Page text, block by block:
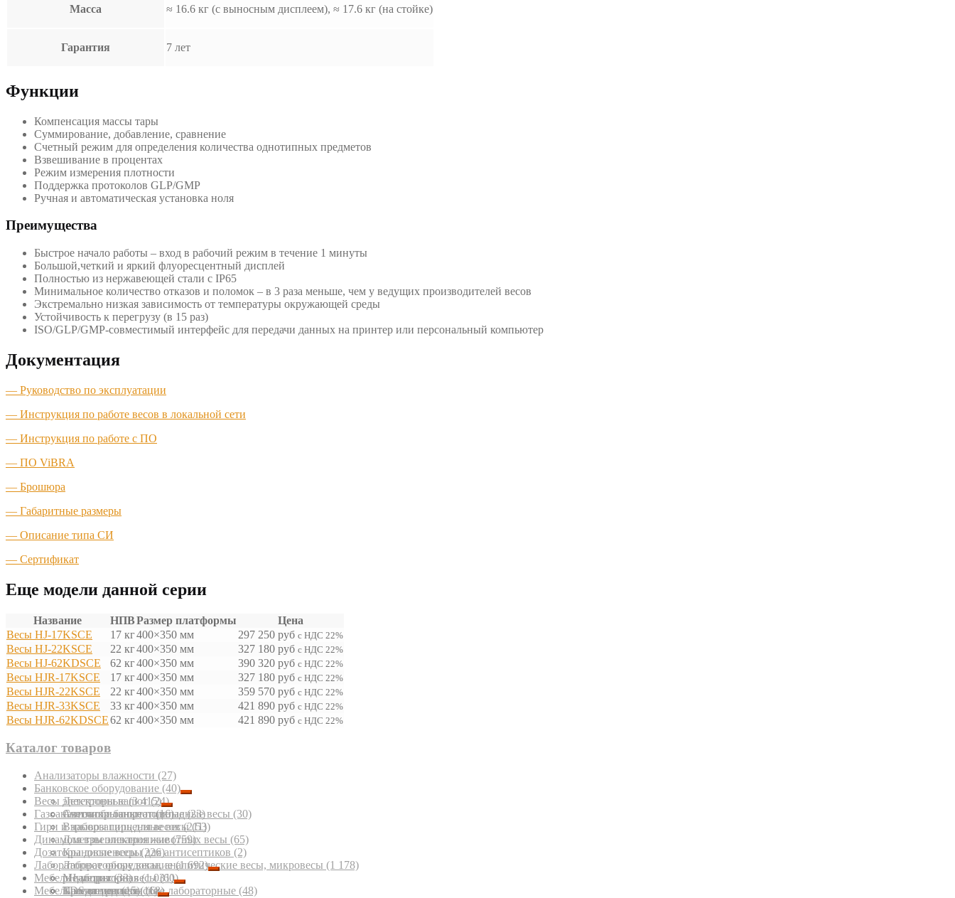
Масса ≈ 16.6 кг (с выносным дисплеем), ≈ 17.6 кг (на стойке)
Гарантия 7 лет
Функции
Компенсация массы тары
Суммирование, добавление, сравнение
Счетный режим для определения количества однотипных предметов
Взвешивание в процентах
Режим измерения плотности
Поддержка протоколов GLP/GMP
Ручная и автоматическая установка ноля
Преимущества
Быстрое начало работы – вход в рабочий режим в течение 1 минуты
Большой,четкий и яркий флуоресцентный дисплей
Полностью из нержавеющей стали с IP65
Минимальное количество отказов и поломок – в 3 раза меньше, чем у ведущих производителей весов
Экстремально низкая зависимость от температуры окружающей среды
Устойчивость к перегрузу (в 15 раз)
ISO/GLP/GMP-совместимый интерфейс для передачи данных на принтер или персональный компьютер
Документация
— Руководство по эксплуатации
— Инструкция по работе весов в локальной сети
— Инструкция по работе с ПО
— ПО ViBRA
— Брошюра
— Габаритные размеры
— Описание типа СИ
— Сертификат
Еще модели данной серии
Название НПВРазмер платформы
Цена
Весы HJ-17KSCE
17 кг400×350 мм 297 250 руб с НДС 22%
Весы HJ-22KSCE 22 кг400×350 мм 327 180 руб с НДС 22%
Весы HJ-62KDSCE 62 кг400×350 мм 390 320 руб с НДС 22%
Весы HJR-17KSCE 17 кг400×350 мм 327 180 руб с НДС 22%
Весы HJR-22KSCE 22 кг400×350 мм 359 570 руб с НДС 22%
Весы HJR-33KSCE 33 кг400×350 мм 421 890 руб с НДС 22%
Весы HJR-62KDSCE62 кг400×350 мм 421 890 руб с НДС 22%
Каталог товаров
Анализаторы влажности (27)
Банковское оборудование (40)
Детекторы валют(24)
Счетчики банкнот(16)
Весы электронные(3 415)
Автомобильные подкладные весы (30)
Взрывозащищенные весы(53)
Для взвешивания животных весы (65)
Крановые весы(226)
Лабораторные весы, аналитические весы, микровесы (1 178)
Медицинские весы(60)
Паллетные весы(68)
Газоанализаторы портативные(23)
Гири и наборы гирь для весов(211)
Динамометры электронные(759)
Дозаторы диспенсеры для антисептиков (2)
Лабораторное оборудование(1 692)
pH-метры(33)
TDS-метры(15)
Мебель лабораторная(1 031)
Кресла медицинские лабораторные (48)
Мебель медицинская(11)